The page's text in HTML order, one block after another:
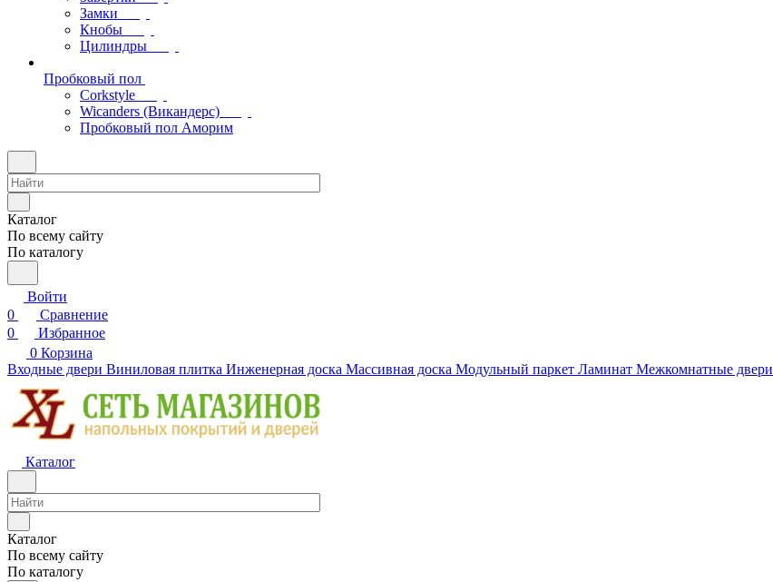
Замки
Кнобы
Цилиндры
Пробковый пол
Corkstyle
Wicanders (Викандерс)
Пробковый пол Аморим
Каталог
По всему сайту
По каталогу
Войти
0
Сравнение
0
Избранное
0 Корзина
Входные двери Виниловая плитка Инженерная доска Массивная доска Модульный паркет Ламинат Межкомнатные двери
Каталог
Каталог
По всему сайту
По каталогу